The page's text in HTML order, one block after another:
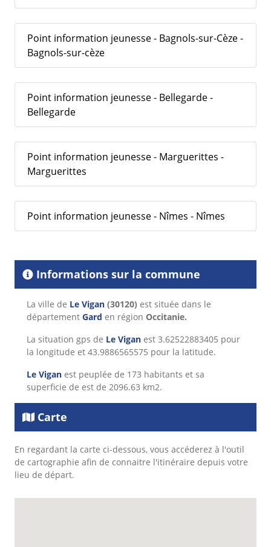
Point information jeunesse - Bagnols-sur-Cèze -
Bagnols-sur-cèze
Point information jeunesse - Bellegarde -
Bellegarde
Point information jeunesse - Marguerittes -
Marguerittes
Point information jeunesse - Nîmes - Nîmes
Informations sur la commune
La ville de Le Vigan (30120) est située dans le
département Gard en région Occitanie.
La situation gps de Le Vigan est 3.62522883405 pour
la longitude et 43.9886565575 pour la latitude.
Le Vigan est peuplée de 173 habitants et sa
superficie de est de 2096.63 km2.
Carte
En regardant la carte ci-dessous, vous accéderez à l'outil
de cartographie afin de connaitre l'itinéraire depuis votre
lieu de départ.